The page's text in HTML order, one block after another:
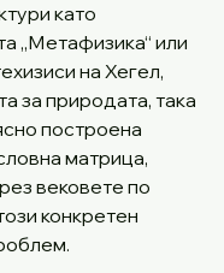
като
„Метафизика“ или
на Хегел,
за природата, така
построена
матрица,
вековете по
конкретен